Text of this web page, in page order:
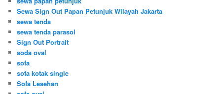
Sewa Sign Out Papan Petunjuk Wilayah Jakarta
sewa tenda
sewa tenda parasol
Sign Out Portrait
soda oval
sofa
sofa kotak single
Sofa Lesehan